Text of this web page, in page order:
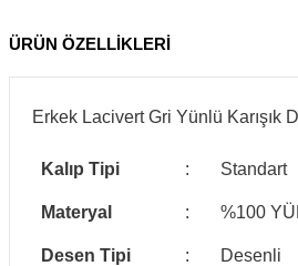
ÜRÜN ÖZELLİKLERİ
Erkek Lacivert Gri Yünlü Karışık
Kalıp Tipi : Standart
Materyal : %100
Desen Tipi : Desenli